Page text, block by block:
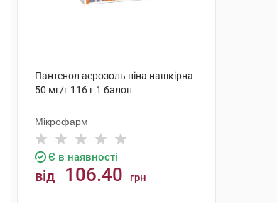
Пантенол аерозоль піна нашкірна
50 мг/г 116 г 1 балон
Мікрофарм
Є в наявності
від 106.40 грн